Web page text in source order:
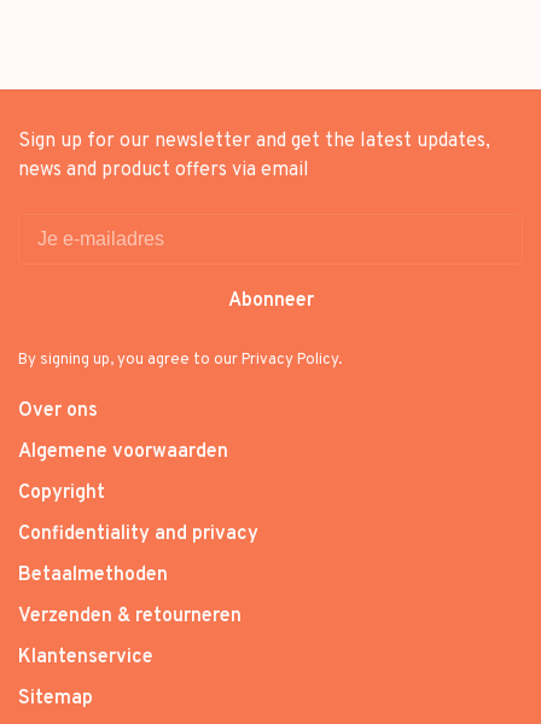
Sign up for our newsletter and get the latest updates,
news and product offers via email
Abonneer
By signing up, you agree to our Privacy Policy.
Over ons
Algemene voorwaarden
Copyright
Confidentiality and privacy
Betaalmethoden
Verzenden & retourneren
Klantenservice
Sitemap